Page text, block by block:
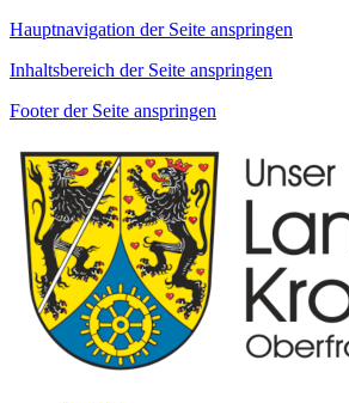
Hauptnavigation der Seite anspringen
Inhaltsbereich der Seite anspringen
Footer der Seite anspringen